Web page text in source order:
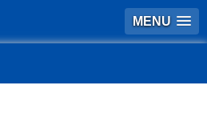
MENU